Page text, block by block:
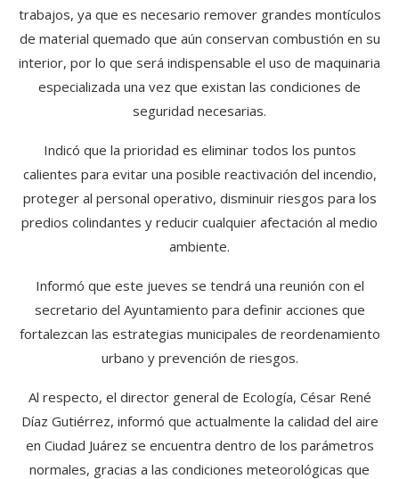
trabajos, ya que es necesario remover grandes montículos
de material quemado que aún conservan combustión en su
interior, por lo que será indispensable el uso de maquinaria
especializada una vez que existan las condiciones de
seguridad necesarias.
Indicó que la prioridad es eliminar todos los puntos
calientes para evitar una posible reactivación del incendio,
proteger al personal operativo, disminuir riesgos para los
predios colindantes y reducir cualquier afectación al medio
ambiente.
Informó que este jueves se tendrá una reunión con el
secretario del Ayuntamiento para definir acciones que
fortalezcan las estrategias municipales de reordenamiento
urbano y prevención de riesgos.
Al respecto, el director general de Ecología, César René
Díaz Gutiérrez, informó que actualmente la calidad del aire
en Ciudad Juárez se encuentra dentro de los parámetros
normales, gracias a las condiciones meteorológicas que